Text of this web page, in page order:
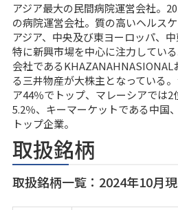
アジア最大の民間病院運営会社。
の病院運営会社。質の高いヘルス
アジア、中央及び東ヨーロッパ、
特に新興市場を中心に注力してい
会社であるKHAZANAHNASIONAL
る三井物産が大株主となっている
ア44％でトップ、マレーシアでは
5.2％、キーマーケットである中国
トップ企業。
取扱銘柄
取扱銘柄一覧：2024年10月